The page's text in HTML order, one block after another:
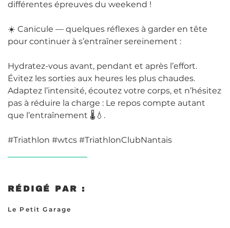
différentes épreuves du weekend !
☀️ Canicule — quelques réflexes à garder en tête
pour continuer à s’entraîner sereinement :
Hydratez-vous avant, pendant et après l’effort.
Évitez les sorties aux heures les plus chaudes.
Adaptez l’intensité, écoutez votre corps, et n’hésitez
pas à réduire la charge : Le repos compte autant
que l’entraînement 🌡️💧.
#Triathlon #wtcs #TriathlonClubNantais
RÉDIGÉ PAR :
Le Petit Garage